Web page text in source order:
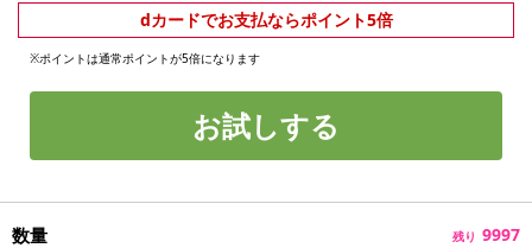
dカードでお支払ならポイント5倍
※ポイントは通常ポイントが5倍になります
お試しする
数量 残り 9997